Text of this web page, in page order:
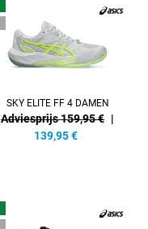
SKY ELITE FF 4 DAMEN
Adviesprijs 159,95 € |
139,95 €